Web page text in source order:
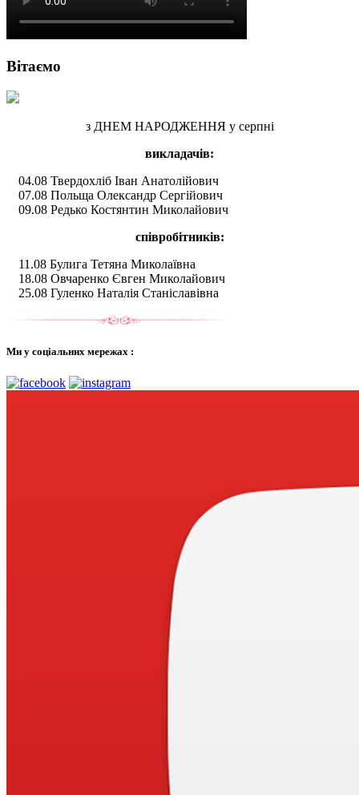
Вітаємо
з ДНЕМ НАРОДЖЕННЯ у серпні
викладачів:
04.08 Твердохліб Іван Анатолійович
07.08 Польща Олександр Сергійович
09.08 Редько Костянтин Миколайович
співробітників:
11.08 Булига Тетяна Миколаївна
18.08 Овчаренко Євген Миколайович
25.08 Гуленко Наталія Станіславівна
Ми у соціальних мережах :